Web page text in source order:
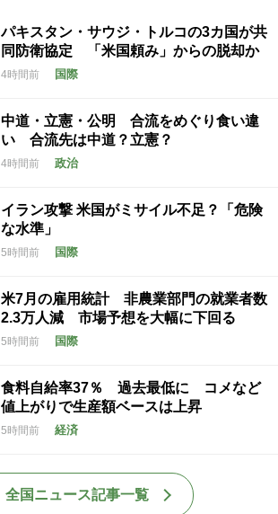
パキスタン・サウジ・トルコの3カ国が共
同防衛協定 「米国頼み」からの脱却か
4時間前 国際
中道・立憲・公明 合流をめぐり食い違
い 合流先は中道？立憲？
4時間前 政治
イラン攻撃 米国がミサイル不足？「危険
な水準」
5時間前 国際
米7月の雇用統計 非農業部門の就業者数
2.3万人減 市場予想を大幅に下回る
5時間前 国際
食料自給率37％ 過去最低に コメなど
値上がりで生産額ベースは上昇
5時間前 経済
全国ニュース記事一覧